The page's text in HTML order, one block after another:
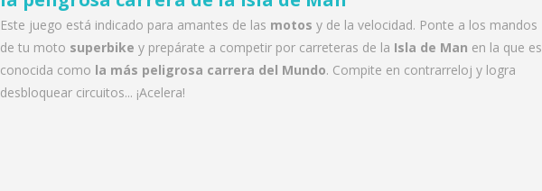
Este juego está indicado para amantes de las motos y de la velocidad. Ponte a los mandos
de tu moto superbike y prepárate a competir por carreteras de la Isla de Man en la que es
conocida como la más peligrosa carrera del Mundo. Compite en contrarreloj y logra
desbloquear circuitos... ¡Acelera!